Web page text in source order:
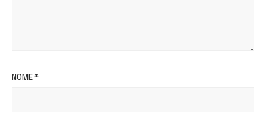
NOME*